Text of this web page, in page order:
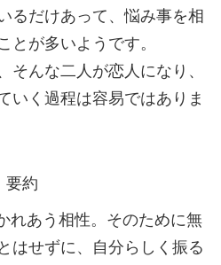
るだけあって、悩み事を相
とが多いようです。
そんな二人が恋人になり、
いく過程は容易ではありま
要約
れあう相性。そのために無
はせずに、自分らしく振る